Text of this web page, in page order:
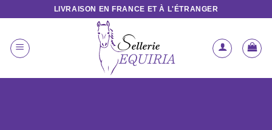
contenu
LIVRAISON EN FRANCE ET À L'ÉTRANGER